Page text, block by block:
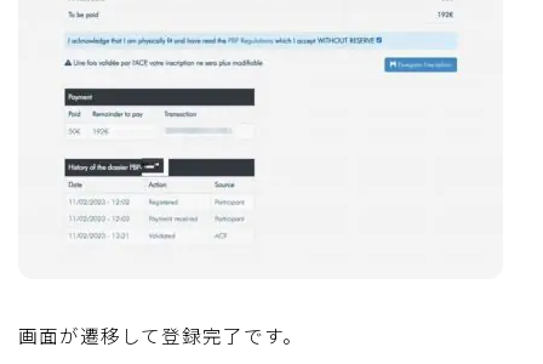
Follow Me
画面が遷移して登録完了です。